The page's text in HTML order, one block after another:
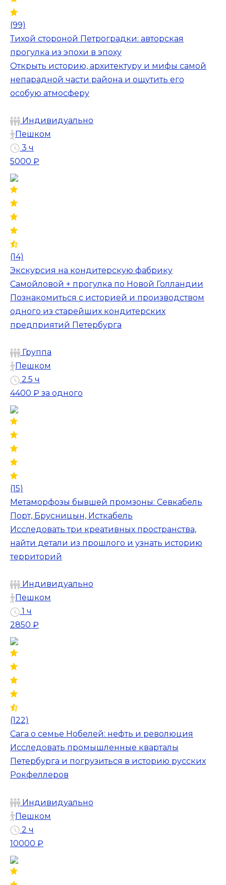
(99)
Тихой стороной Петроградки: авторская
прогулка из эпохи в эпоху
Открыть историю, архитектуру и мифы самой
непарадной части района и ощутить его
особую атмосферу
Индивидуально
Пешком
3 ч
5000 ₽
(14)
Экскурсия на кондитерскую фабрику
Самойловой + прогулка по Новой Голландии
Познакомиться с историей и производством
одного из старейших кондитерских
предприятий Петербурга
Группа
Пешком
2.5 ч
4400 ₽ за одного
(15)
Метаморфозы бывшей промзоны: Севкабель
Порт, Брусницын, Исткабель
Исследовать три креативных пространства,
найти детали из прошлого и узнать историю
территорий
Индивидуально
Пешком
1 ч
2850 ₽
(122)
Сага о семье Нобелей: нефть и революция
Исследовать промышленные кварталы
Петербурга и погрузиться в историю русских
Рокфеллеров
Индивидуально
Пешком
2 ч
10000 ₽